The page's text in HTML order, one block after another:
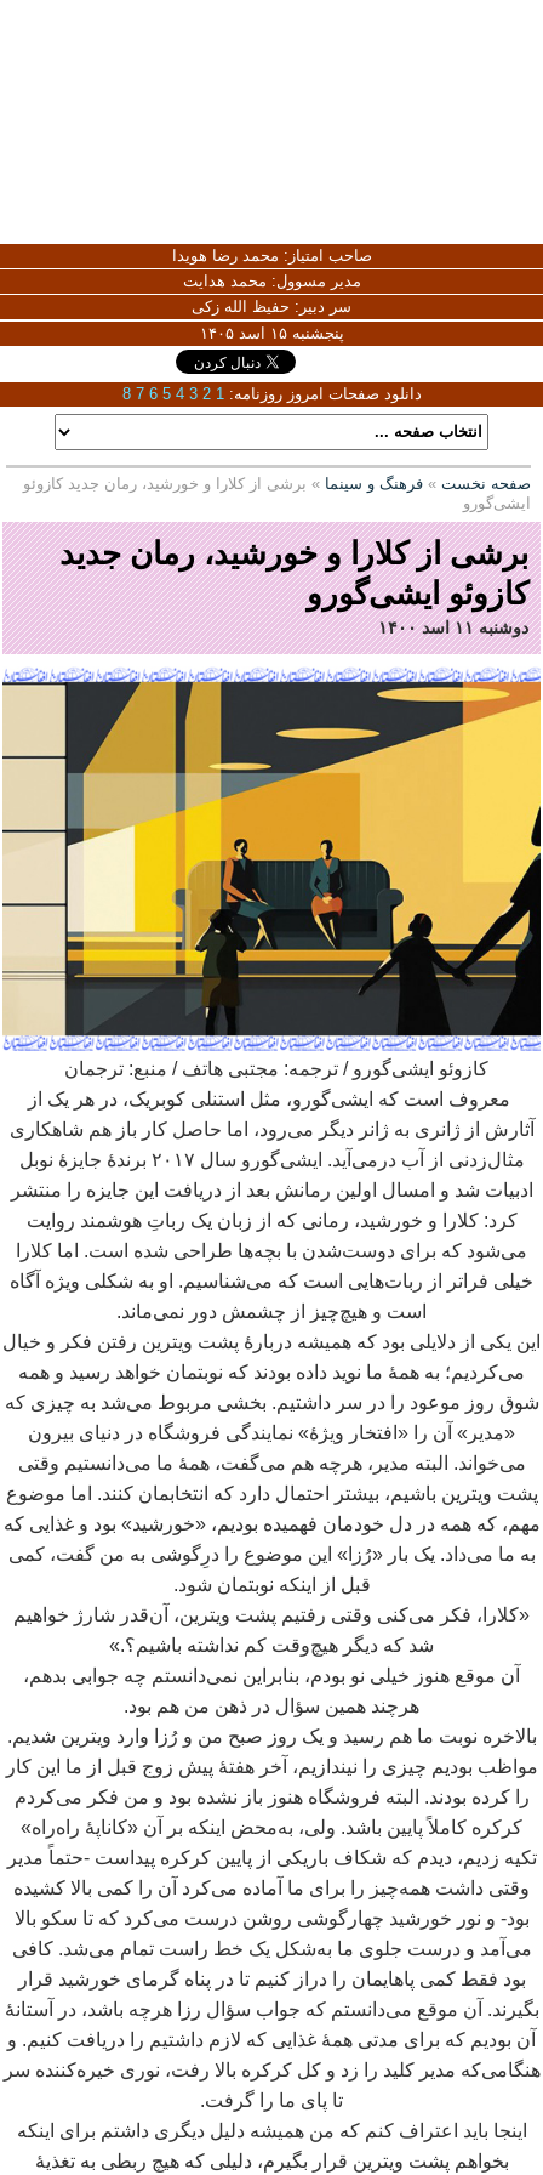
صاحب امتیاز: محمد رضا هویدا
مدیر مسوول: محمد هدایت
سر دبیر: حفیظ الله زکی
پنجشنبه ۱۵ اسد ۱۴۰۵
دانلود صفحات امروز روزنامه: 1
2
3
4
5
6
7
8
صفحه نخست » فرهنگ و سینما » برشی از کلارا و خورشید، رمان جدید کازوئو
ایشی‌گورو
برشی از کلارا و خورشید، رمان جدید
کازوئو ایشی‌گورو
دوشنبه ۱۱ اسد ۱۴۰۰
کازوئو ایشیگورو / ترجمه: مجتبی هاتف / منبع: ترجمان
معروف است که ایشیگورو، مثل استنلی کوبریک، در هر یک از
آثارش از ژانری به ژانر دیگر میرود، اما حاصل کار باز هم شاهکاری
مثالزدنی از آب درمی آید. ایشی
گورو سال ۲۰۱۷ برندۀ جایزۀ نوبل
ادبیات شد و امسال اولین رمانش بعد از دریافت این جایزه را منتشر
کرد: کلارا و خورشید، رمانی که از زبان یک رباتِ هوشمند روایت
میشود که برای دوستشدن با بچهها طراحی شده است. اما کلارا
خیلی فراتر از رباتهایی است که میشناسیم. او به شکلی ویژه آگاه
است و هیچچیز از چشمش دور نمیماند.
این یکی از دلایلی بود که همیشه دربارۀ پشت ویترین رفتن فکر و خیال
میکردیم؛ به همۀ ما نوید داده بودند که نوبتمان خواهد رسید و همه
شوق روز موعود را در سر داشتیم. بخشی مربوط میشد به چیزی که
«مدیر» آن را «افتخار ویژۀ» نمایندگی فروشگاه در دنیای بیرون
میخواند. البته مدیر، هرچه هم میگفت، همۀ ما میدانستیم وقتی
پشت ویترین باشیم، بیشتر احتمال دارد که انتخابمان کنند. اما موضوع
مهم، که همه در دل خودمان فهمیده بودیم، «خورشید» بود و غذایی که
به ما میداد. یک بار «رُزا» این موضوع را درِگوشی به من گفت، کمی
قبل از اینکه نوبتمان شود.
«کلارا، فکر میکنی وقتی رفتیم پشت ویترین، آنقدر شارژ خواهیم
شد که دیگر هیچوقت کم نداشته باشیم؟.»
آن موقع هنوز خیلی نو بودم، بنابراین نمیدانستم چه جوابی بدهم،
هرچند همین سؤال در ذهن من هم بود.
بالاخره نوبت ما هم رسید و یک روز صبح من و رُزا وارد ویترین شدیم.
مواظب بودیم چیزی را نیندازیم، آخر هفتۀ پیش زوج قبل از ما این کار
را کرده بودند. البته فروشگاه هنوز باز نشده بود و من فکر میکردم
کرکره کاملاً پایین باشد. ولی، بهمحض اینکه بر آن «کاناپۀ راهراه»
تکیه زدیم، دیدم که شکاف باریکی از پایین کرکره پیداست -حتماً مدیر
وقتی داشت همهچیز را برای ما آماده میکرد آن را کمی بالا کشیده
بود- و نور خورشید چهارگوشی روشن درست میکرد که تا سکو بالا
می آمد و درست جلوی ما بهشکل یک خط راست تمام میشد. کافی
بود فقط کمی پاهایمان را دراز کنیم تا در پناه گرمای خورشید قرار
بگیرند. آن موقع میدانستم که جواب سؤال رزا هرچه باشد، در آستانۀ
آن بودیم که برای مدتی همۀ غذایی که لازم داشتیم را دریافت کنیم. و
هنگامیکه مدیر کلید را زد و کل کرکره بالا رفت، نوری خیرهکننده سر
تا پای ما را گرفت.
اینجا باید اعتراف کنم که من همیشه دلیل دیگری داشتم برای اینکه
بخواهم پشت ویترین قرار بگیرم، دلیلی که هیچ ربطی به تغذیۀ